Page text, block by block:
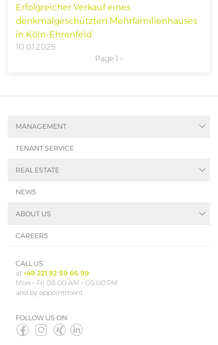
Erfolgreicher Verkauf eines
denkmalgeschützten Mehrfamilienhauses
in Köln-Ehrenfeld
10.01.2025
Page 1 Next
››
MANAGEMENT
Property-Management
TENANT SERVICE
REAL ESTATE
Real Estate Consulting
NEWS
ABOUT US
CAREERS
CALL US
at+49 221.92 59 66 99
Mon – Fri 08:00 AM – 05:00 PM
and by appointment
FOLLOW US ON